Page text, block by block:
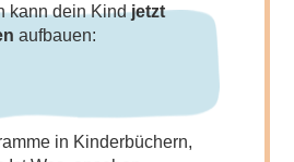
kann dein Kindjetzt
aufbauen:
in Kinderbüchern,